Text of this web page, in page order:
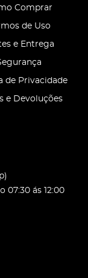
Comprar
de Uso
e Entrega
de Privacidade
e Devoluções
07:30 ás 12:00